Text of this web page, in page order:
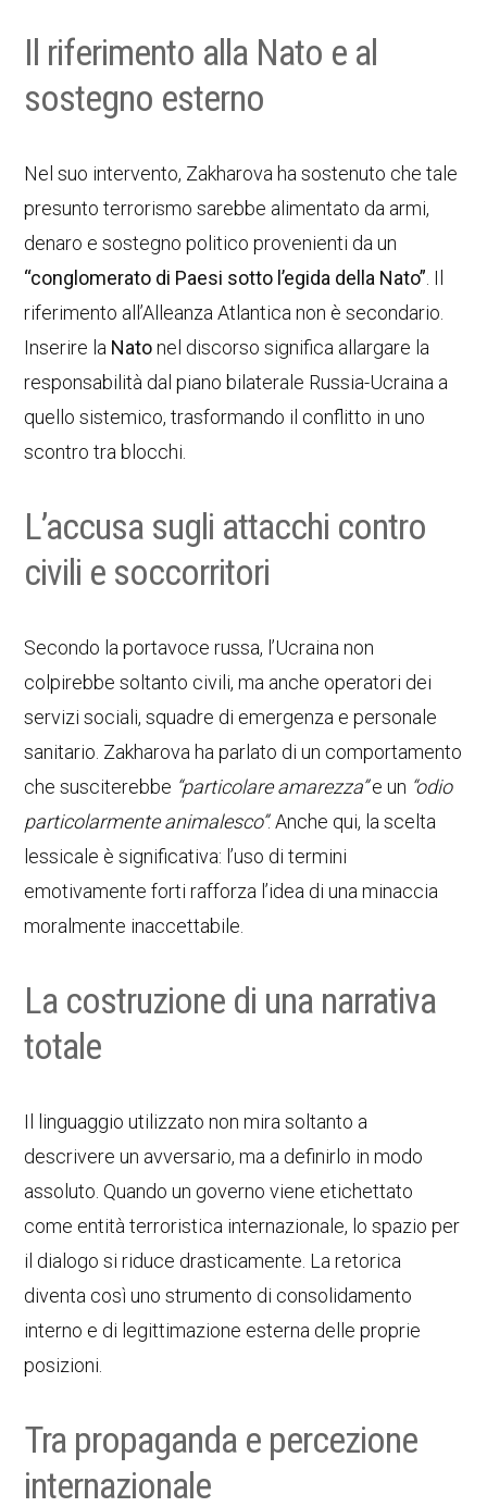
Il riferimento alla Nato e al
sostegno esterno
Nel suo intervento, Zakharova ha sostenuto che tale
presunto terrorismo sarebbe alimentato da armi,
denaro e sostegno politico provenienti da un
“conglomerato di Paesi sotto l’egida della Nato” . Il
riferimento all’Alleanza Atlantica non è secondario.
Inserire la Natonel discorso significa allargare la
responsabilità dal piano bilaterale Russia-Ucraina a
quello sistemico, trasformando il conflitto in uno
scontro tra blocchi.
L’accusa sugli attacchi contro
civili e soccorritori
Secondo la portavoce russa, l’Ucraina non
colpirebbe soltanto civili, ma anche operatori dei
servizi sociali, squadre di emergenza e personale
sanitario. Zakharova ha parlato di un comportamento
che susciterebbe “particolare amarezza”e un “odio
particolarmente animalesco”. Anche qui, la scelta
lessicale è significativa: l’uso di termini
emotivamente forti rafforza l’idea di una minaccia
moralmente inaccettabile.
La costruzione di una narrativa
totale
Il linguaggio utilizzato non mira soltanto a
descrivere un avversario, ma a definirlo in modo
assoluto. Quando un governo viene etichettato
come entità terroristica internazionale, lo spazio per
il dialogo si riduce drasticamente. La retorica
diventa così uno strumento di consolidamento
interno e di legittimazione esterna delle proprie
posizioni.
Tra propaganda e percezione
internazionale